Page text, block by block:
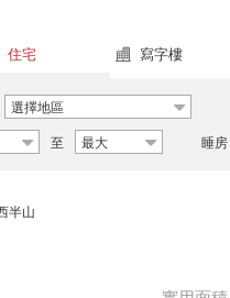
住宅 寫字樓
選擇地區
至 最大 睡房
半山